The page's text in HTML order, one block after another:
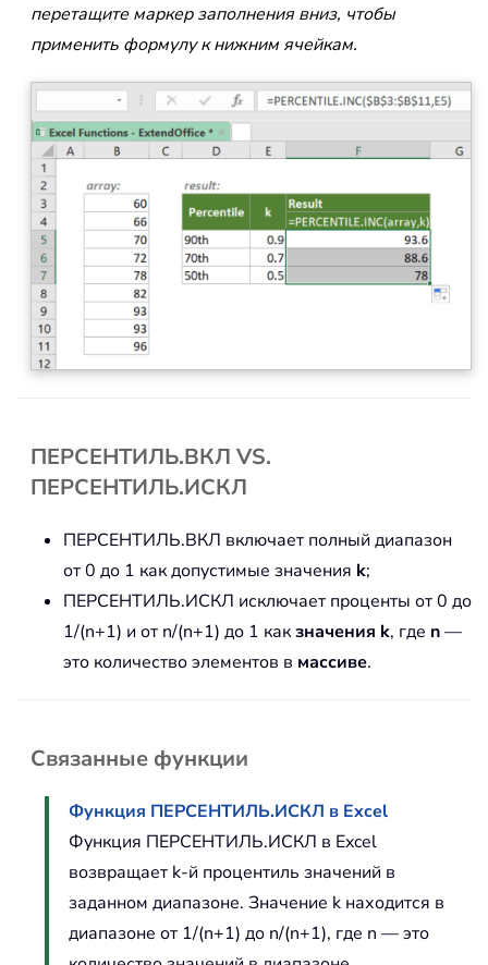
перетащите маркер заполнения вниз, чтобы
применить формулу к нижним ячейкам.
ПЕРСЕНТИЛЬ.ВКЛ VS.
ПЕРСЕНТИЛЬ.ИСКЛ
ПЕРСЕНТИЛЬ.ВКЛ включает полный диапазон
от 0 до 1 как допустимые значения k;
ПЕРСЕНТИЛЬ.ИСКЛ исключает проценты от 0 до
1/(n+1) и от n/(n+1) до 1 какзначения k, где n—
это количество элементов в массиве.
Связанные функции
Функция ПЕРСЕНТИЛЬ.ИСКЛ в Excel
Функция ПЕРСЕНТИЛЬ.ИСКЛ в Excel
возвращает k-й процентиль значений в
заданном диапазоне. Значение k находится в
диапазоне от 1/(n+1) до n/(n+1), где n — это